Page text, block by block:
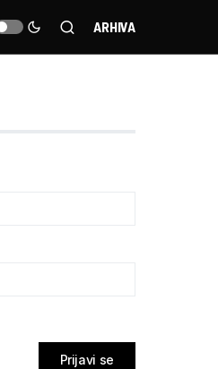
ARHIVA
Prijavi se